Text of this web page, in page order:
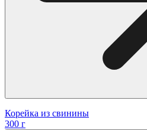
Корейка из свинины
300 г